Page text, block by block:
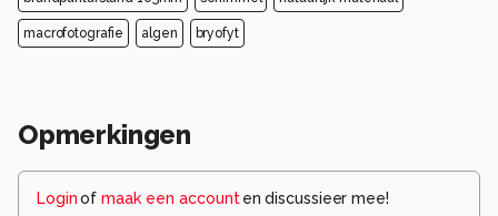
macrofotografie algen bryofyt
Opmerkingen
Loginof maak een account en discussieer mee!